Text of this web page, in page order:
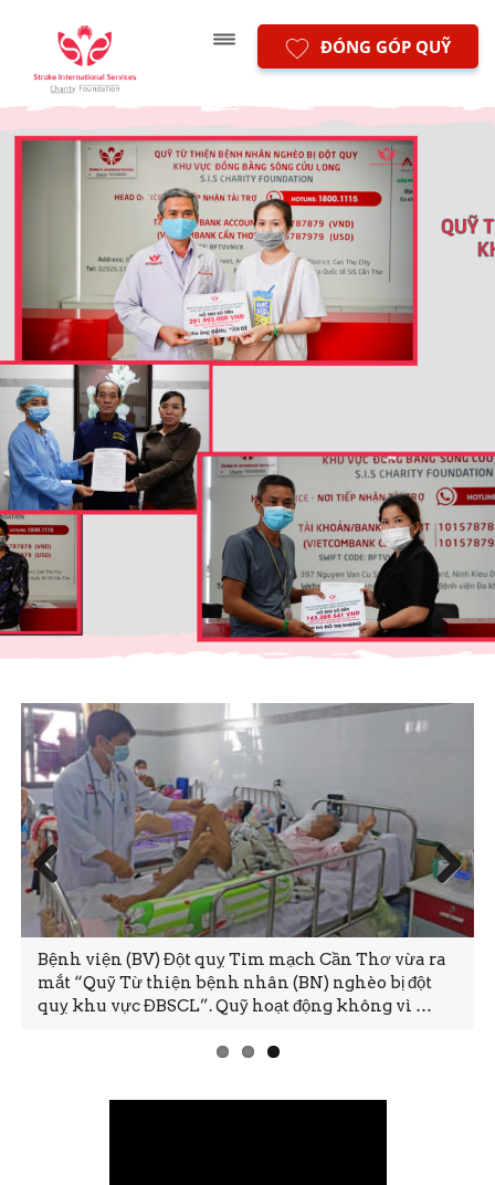
ĐÓNG GÓP QUỸ
quỵ Tim mạch Cần Thơ vừa ra
bệnh nhân (BN) nghèo bị đột
Quỹ hoạt động không vì …
Thứ Sáu, 19/6/2020
tại Bệnh viện Đột quỵ
ra Hội thảo và Đào
Prev
ious
Next